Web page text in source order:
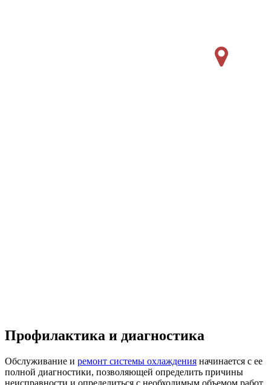
Профилактика и диагностика
Обслуживание и ремонт системы охлаждения начинается с ее
полной диагностики, позволяющей определить причины